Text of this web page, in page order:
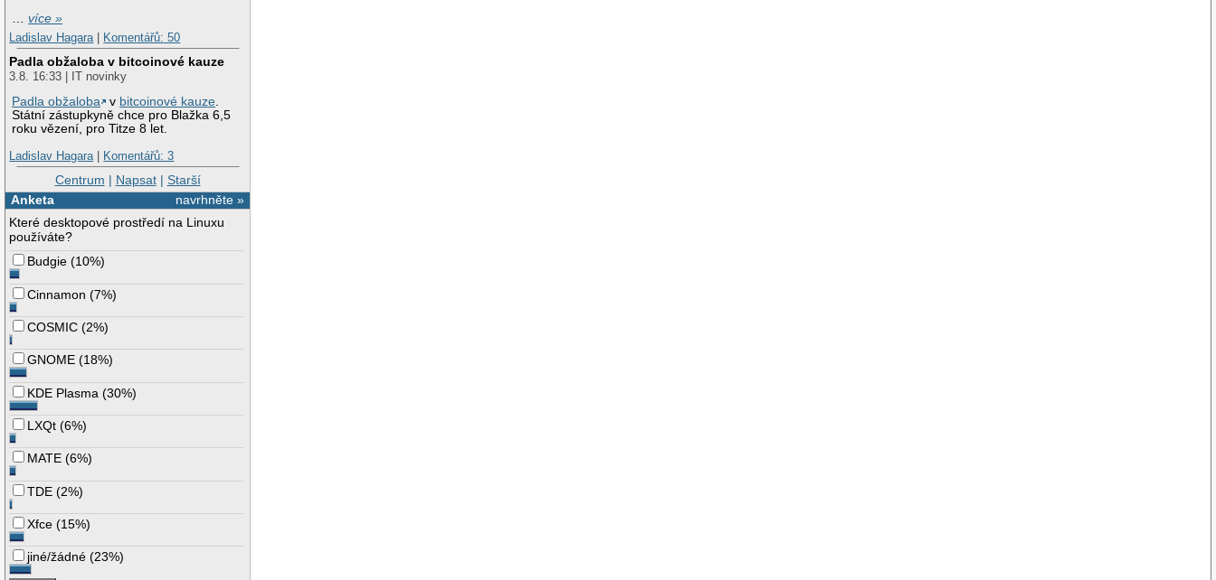
…více »
Ladislav Hagara| Komentářů: 50
Padla obžaloba v bitcoinové kauze
3.8. 16:33 | IT novinky
Padla obžaloba
v bitcoinové kauze.
Státní zástupkyně chce pro Blažka 6,5
roku vězení, pro Titze 8 let.
Ladislav Hagara| Komentářů: 3
Centrum | Napsat| Starší
navrhněte »
Anketa
Které desktopové prostředí na Linuxu
používáte?
Budgie (10%)
Cinnamon (7%)
COSMIC (2%)
GNOME (18%)
KDE Plasma (30%)
LXQt (6%)
MATE (6%)
TDE (2%)
Xfce (15%)
jiné/žádné (23%)